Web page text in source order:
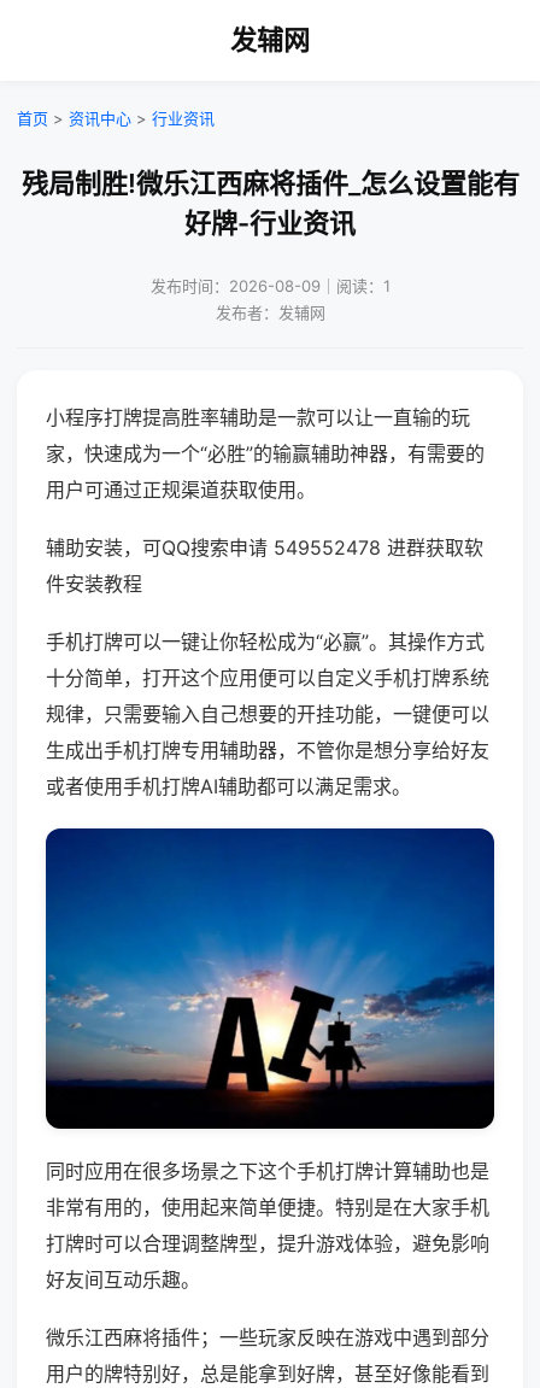
发辅网
首页 > 资讯中心 > 行业资讯
残局制胜!微乐江西麻将插件_怎么设置能有
好牌-行业资讯
发布时间：2026-08-09｜阅读：1
发布者：发辅网
小程序打牌提高胜率辅助是一款可以让一直输的玩
家，快速成为一个“必胜”的输赢辅助神器，有需要的
用户可通过正规渠道获取使用。
辅助安装，可QQ搜索申请 549552478 进群获取软
件安装教程
手机打牌可以一键让你轻松成为“必赢”。其操作方式
十分简单，打开这个应用便可以自定义手机打牌系统
规律，只需要输入自己想要的开挂功能，一键便可以
生成出手机打牌专用辅助器，不管你是想分享给好友
或者使用手机打牌AI辅助都可以满足需求。
同时应用在很多场景之下这个手机打牌计算辅助也是
非常有用的，使用起来简单便捷。特别是在大家手机
打牌时可以合理调整牌型，提升游戏体验，避免影响
好友间互动乐趣。
微乐江西麻将插件；一些玩家反映在游戏中遇到部分
用户的牌特别好，总是能拿到好牌，甚至好像能看到